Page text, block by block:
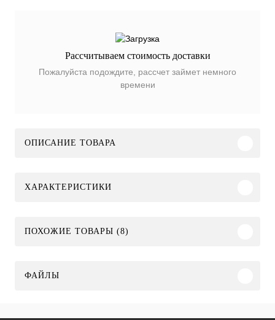
Рассчитываем стоимость доставки
Пожалуйста подождите, рассчет займет немного
времени
ОПИСАНИЕ ТОВАРА
ХАРАКТЕРИСТИКИ
ПОХОЖИЕ ТОВАРЫ (8)
ФАЙЛЫ